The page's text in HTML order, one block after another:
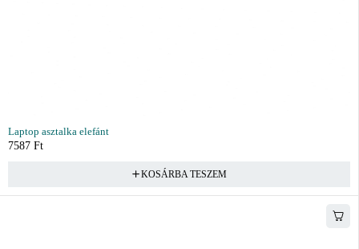
Laptop asztalka elefánt
7587 Ft
KOSÁRBA TESZEM